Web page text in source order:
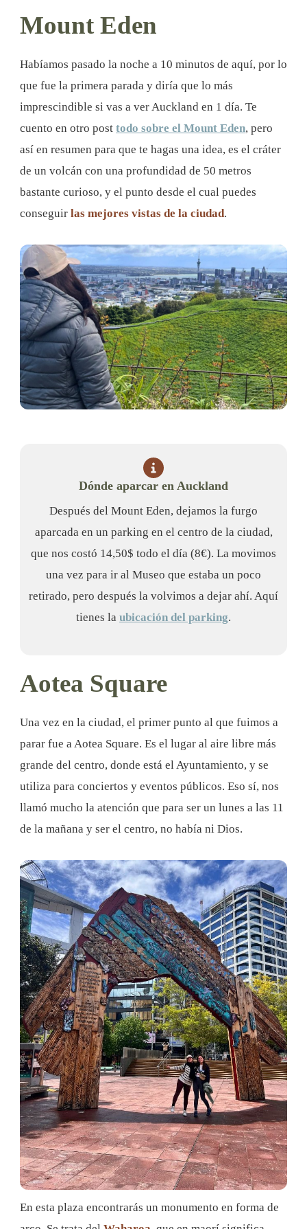
Mount Eden
Habíamos pasado la noche a 10 minutos de aquí, por lo
que fue la primera parada y diría que lo más
imprescindible si vas a ver Auckland en 1 día. Te
cuento en otro post todo sobre el Mount Eden, pero
así en resumen para que te hagas una idea, es el cráter
de un volcán con una profundidad de 50 metros
bastante curioso, y el punto desde el cual puedes
conseguir las mejores vistas de la ciudad.
Dónde aparcar en Auckland
Después del Mount Eden, dejamos la furgo
aparcada en un parking en el centro de la ciudad,
que nos costó 14,50$ todo el día (8€). La movimos
una vez para ir al Museo que estaba un poco
retirado, pero después la volvimos a dejar ahí. Aquí
tienes la ubicación del parking.
Aotea Square
Una vez en la ciudad, el primer punto al que fuimos a
parar fue a Aotea Square. Es el lugar al aire libre más
grande del centro, donde está el Ayuntamiento, y se
utiliza para conciertos y eventos públicos. Eso sí, nos
llamó mucho la atención que para ser un lunes a las 11
de la mañana y ser el centro, no había ni Dios.
En esta plaza encontrarás un monumento en forma de